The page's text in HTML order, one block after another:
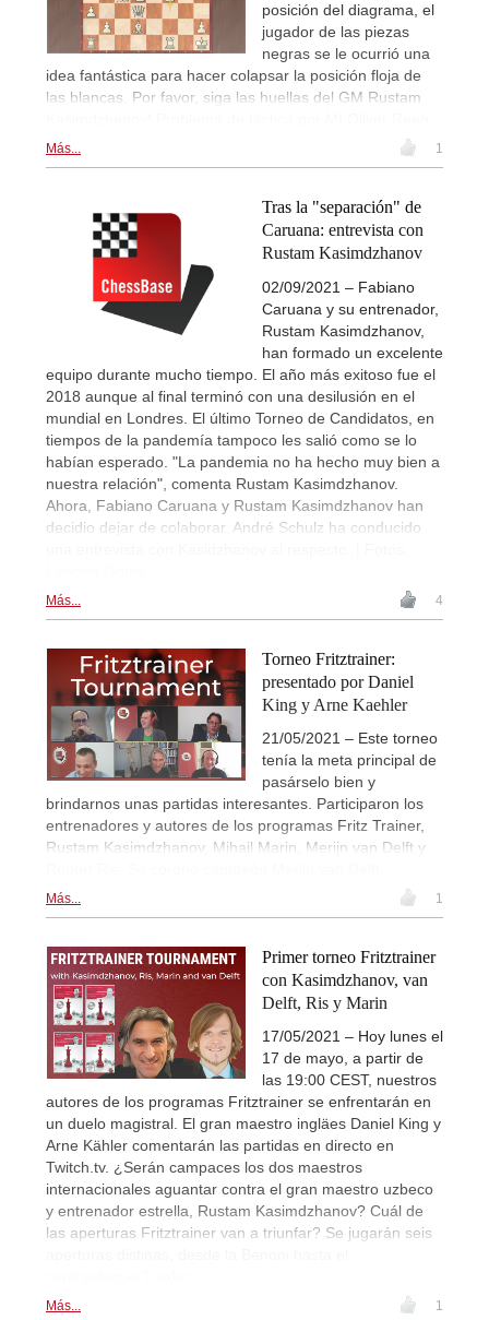
posición del diagrama, el
jugador de las piezas
negras se le ocurrió una
idea fantástica para hacer colapsar la posición floja de
las blancas. Por favor, siga las huellas del GM Rustam
Más... 1
Tras la "separación" de
Caruana: entrevista con
Rustam Kasimdzhanov
02/09/2021 – Fabiano
Caruana y su entrenador,
Rustam Kasimdzhanov,
han formado un excelente
equipo durante mucho tiempo. El año más exitoso fue el
2018 aunque al final terminó con una desilusión en el
mundial en Londres. El último Torneo de Candidatos, en
tiempos de la pandemía tampoco les salió como se lo
habían esperado. "La pandemia no ha hecho muy bien a
nuestra relación", comenta Rustam Kasimdzhanov.
Ahora, Fabiano Caruana y Rustam Kasimdzhanov han
decidio dejar de colaborar. André Schulz ha conducido
Más... 4
Torneo Fritztrainer:
presentado por Daniel
King y Arne Kaehler
21/05/2021 – Este torneo
tenía la meta principal de
pasárselo bien y
brindarnos unas partidas interesantes. Participaron los
entrenadores y autores de los programas Fritz Trainer,
Rustam Kasimdzhanov, Mihail Marin, Merijn van Delft y
Más... 1
Primer torneo Fritztrainer
con Kasimdzhanov, van
Delft, Ris y Marin
17/05/2021 – Hoy lunes el
17 de mayo, a partir de
las 19:00 CEST, nuestros
autores de los programas Fritztrainer se enfrentarán en
un duelo magistral. El gran maestro ingläes Daniel King y
Arne Kähler comentarán las partidas en directo en
Twitch.tv. ¿Serán campaces los dos maestros
internacionales aguantar contra el gran maestro uzbeco
y entrenador estrella, Rustam Kasimdzhanov? Cuál de
las aperturas Fritztrainer van a triunfar? Se jugarán seis
Más... 1